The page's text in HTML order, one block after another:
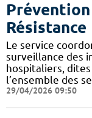
Résistance
Le service
surveillance des
hospitaliers, dites
l’ensemble des
29/04/2026 09:50